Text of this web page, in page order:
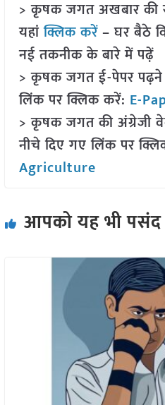
> कृषक जगत अखबार की
यहांक्लिक करें– घर बैठे
नई तकनीक के बारे में पढ़ें
> कृषक जगत ई-पेपर पढ़ने
लिंक पर क्लिक करें: E-
> कृषक जगत की अंग्रेजी
नीचे दिए गए लिंक पर
Agriculture
आपको यह भी